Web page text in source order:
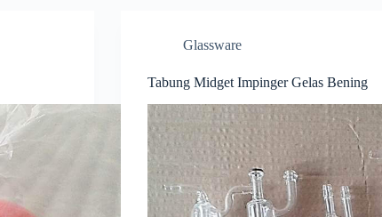
Glassware
Tabung Midget Impinger Gelas Bening